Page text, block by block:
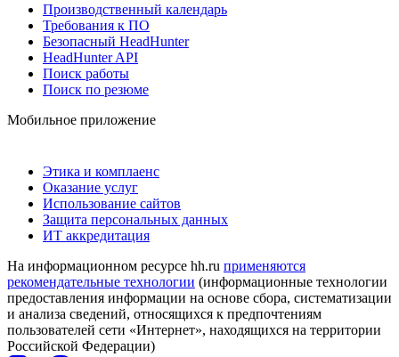
Производственный календарь
Требования к ПО
Безопасный HeadHunter
HeadHunter API
Поиск работы
Поиск по резюме
Мобильное приложение
Этика и комплаенс
Оказание услуг
Использование сайтов
Защита персональных данных
ИТ аккредитация
На информационном ресурсе hh.ru применяются
рекомендательные технологии (информационные технологии
предоставления информации на основе сбора, систематизации
и анализа сведений, относящихся к предпочтениям
пользователей сети «Интернет», находящихся на территории
Российской Федерации)